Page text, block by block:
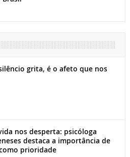
grita, é o afeto que nos
nos desperta: psicóloga
destaca a importância de
prioridade